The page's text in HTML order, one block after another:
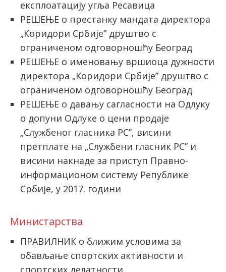
експлоатацију угља Ресавица
РЕШЕЊЕ о престанку мандата директора
„Коридори Србије” друштво с
ограниченом одговорношћу Београд
РЕШЕЊЕ о именовању вршиоца дужности
директора „Коридори Србије” друштво с
ограниченом одговорношћу Београд
РЕШЕЊЕ о давању сагласности на Одлуку
о допуни Одлуке о цени продаје
„Службеног гласника РС”, висини
претплате на „Службени гласник РС” и
висини накнаде за приступ Правно-
информационом систему Републике
Србије, у 2017. години
Министарствa
ПРАВИЛНИК о ближим условима за
обављање спортских активности и
спортских делатности